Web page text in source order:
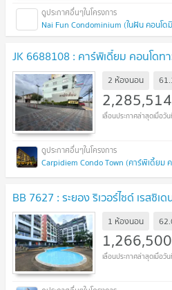
Nai Fun Condominium (ในฝัน คอนโด
JK 6688108 : คาร์พิเดี้ยม คอนโดท
2 ห้องนอน
2,285,514
Carpidiem Condo Town (คาร์พิเดี้ยม
BB 7627 : ระยอง ริเวอร์ไซด์ เรสซิเ
1 ห้องนอน
1,266,500